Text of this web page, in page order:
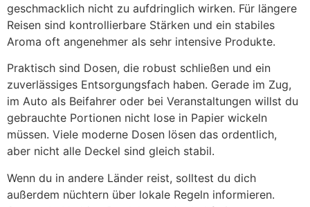
geschmacklich nicht zu aufdringlich wirken. Für längere
Reisen sind kontrollierbare Stärken und ein stabiles
Aroma oft angenehmer als sehr intensive Produkte.
Praktisch sind Dosen, die robust schließen und ein
zuverlässiges Entsorgungsfach haben. Gerade im Zug,
im Auto als Beifahrer oder bei Veranstaltungen willst du
gebrauchte Portionen nicht lose in Papier wickeln
müssen. Viele moderne Dosen lösen das ordentlich,
aber nicht alle Deckel sind gleich stabil.
Wenn du in andere Länder reist, solltest du dich
außerdem nüchtern über lokale Regeln informieren.